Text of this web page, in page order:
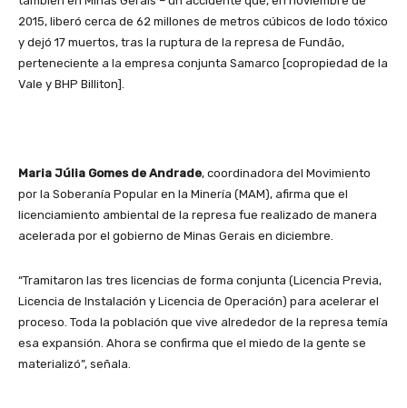
2015, liberó cerca de 62 millones de metros cúbicos de lodo tóxico
y dejó 17 muertos, tras la ruptura de la represa de Fundão,
perteneciente a la empresa conjunta Samarco [copropiedad de la
Vale y BHP Billiton].
Maria Júlia Gomes de Andrade, coordinadora del Movimiento
por la Soberanía Popular en la Minería (MAM), afirma que el
licenciamiento ambiental de la represa fue realizado de manera
acelerada por el gobierno de Minas Gerais en diciembre.
“Tramitaron las tres licencias de forma conjunta (Licencia Previa,
Licencia de Instalación y Licencia de Operación) para acelerar el
proceso. Toda la población que vive alrededor de la represa temía
esa expansión. Ahora se confirma que el miedo de la gente se
materializó”, señala.